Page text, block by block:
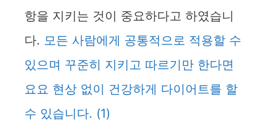
항을 지키는 것이 중요하다고 하였습니
다. 모든 사람에게 공통적으로 적용할 수
있으며 꾸준히 지키고 따르기만 한다면
요요 현상 없이 건강하게 다이어트를 할
수 있습니다. (1)